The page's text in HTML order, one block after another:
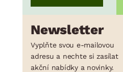
cm
Newsletter
Vyplňte svou e-mailovou
adresu a nechte si zasílat
akční nabídky a novinky.